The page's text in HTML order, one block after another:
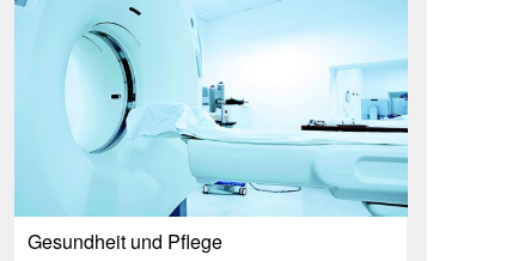
Gesundheit und Pflege